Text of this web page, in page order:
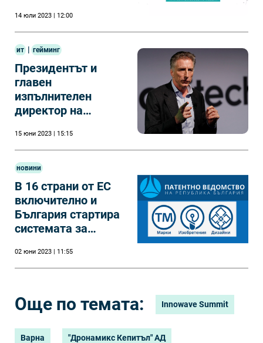
14 юли 2023 | 12:00
ит | гейминг
Президентът и
главен
изпълнителен
директор на
15 юни 2023 | 15:15
новини
В 16 страни от ЕС
включително и
България стартира
системата за
02 юни 2023 | 11:55
Още по темата: Innowave Summit
Варна "Дронамикс Кепитъл" АД